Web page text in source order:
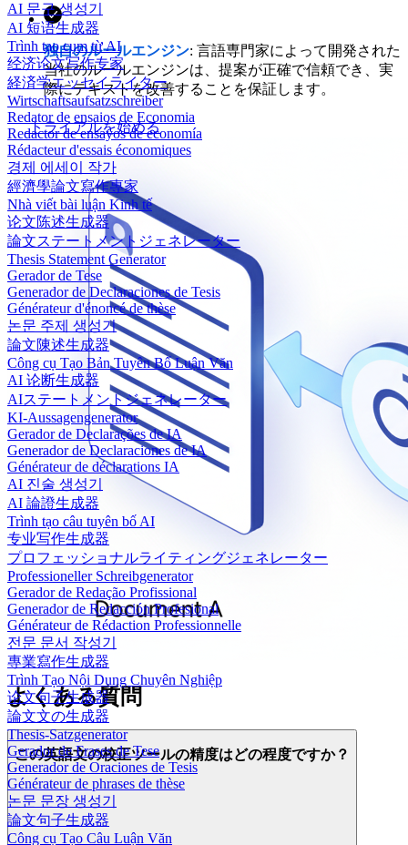
AI 문구 생성기
AI 短语生成器
Trình tạo cụm từ AI
经济论文写作专家
経済学エッセイライター
Wirtschaftsaufsatzschreiber
Redator de ensaios de Economia
Redactor de ensayos de economía
Rédacteur d'essais économiques
경제 에세이 작가
經濟學論文寫作專家
Nhà viết bài luận Kinh tế
论文陈述生成器
論文ステートメントジェネレーター
Thesis Statement Generator
Gerador de Tese
Generador de Declaraciones de Tesis
Générateur d'énoncé de thèse
논문 주제 생성기
論文陳述生成器
Công cụ Tạo Bản Tuyên Bố Luận Văn
AI 论断生成器
AIステートメントジェネレーター
KI-Aussagengenerator
Gerador de Declarações de IA
Generador de Declaraciones de IA
Générateur de déclarations IA
AI 진술 생성기
AI 論證生成器
Trình tạo câu tuyên bố AI
专业写作生成器
プロフェッショナルライティングジェネレーター
Professioneller Schreibgenerator
Gerador de Redação Profissional
Generador de Redacción Profesional
Générateur de Rédaction Professionnelle
전문 문서 작성기
專業寫作生成器
Trình Tạo Nội Dung Chuyên Nghiệp
论文句子生成器
論文文の生成器
Thesis-Satzgenerator
Gerador de Frases de Tese
Generador de Oraciones de Tesis
Générateur de phrases de thèse
논문 문장 생성기
論文句子生成器
Công cụ Tạo Câu Luận Văn
独自のルールエンジン: 言語専門家によって開発された
当社のルールエンジンは、提案が正確で信頼でき、実
際にテキストを改善することを保証します。
トライアルを始める
よくある質問
この英語文の校正ツールの精度はどの程度ですか？